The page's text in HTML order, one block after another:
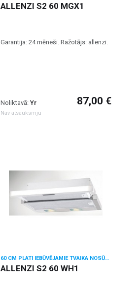
ALLENZI S2 60 MGX1
Garantija: 24 mēneši. Ražotājs: allenzi.
Noliktavā: Yr
Nav atsauksmju
87,00 €
60 CM PLATI IEBŪVĒJAMIE TVAIKA NOSŪCĒJI
ALLENZI S2 60 WH1